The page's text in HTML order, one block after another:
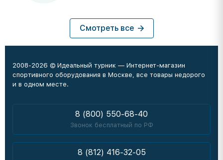
Смотреть все
2008-2026 © Идеальный турник — Интернет-магазин
спортивного оборудования в Москве, все товары недорого
и в одном месте.
8 (800) 550-68-40
Звонок бесплатный по РФ
8 (812) 416-32-05